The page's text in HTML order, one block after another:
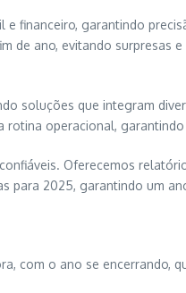
financeiro, garantindo
de ano, evitando surpresas
soluções que integram
operacional,
Oferecemos
para 2025, garantindo um
com o ano se encerrando,